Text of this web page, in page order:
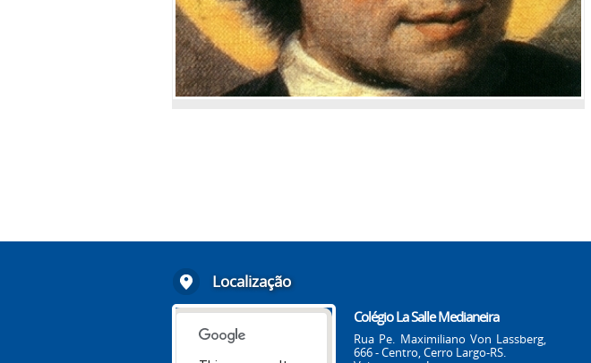
Localização
Colégio La Salle Medianeira
Rua Pe. Maximiliano Von Lassberg,
666 - Centro, Cerro Largo-RS.